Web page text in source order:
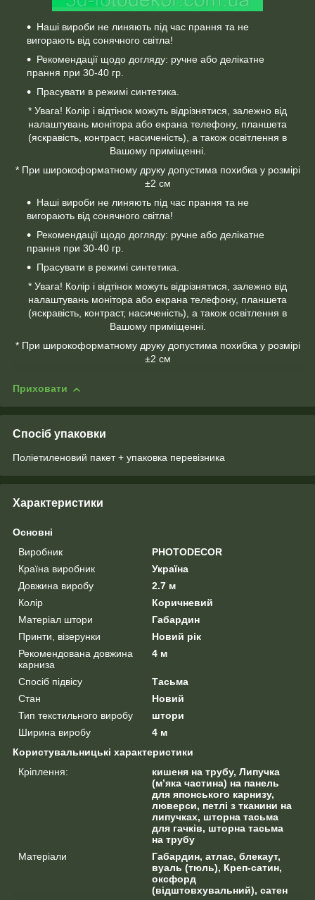
Наші вироби не линяють під час прання та не
вигорають від сонячного світла!
Рекомендації щодо догляду: ручне або делікатне
прання при 30-40 гр.
Прасувати в режимі синтетика.
* Увага! Колір і відтінок можуть відрізнятися, залежно від
налаштувань монітора або екрана телефону, планшета
(яскравість, контраст, насиченість), а також освітлення в
Вашому приміщенні.
* При широкоформатному друку допустима похибка у розмірі
±2 см
Наші вироби не линяють під час прання та не
вигорають від сонячного світла!
Рекомендації щодо догляду: ручне або делікатне
прання при 30-40 гр.
Прасувати в режимі синтетика.
* Увага! Колір і відтінок можуть відрізнятися, залежно від
налаштувань монітора або екрана телефону, планшета
(яскравість, контраст, насиченість), а також освітлення в
Вашому приміщенні.
* При широкоформатному друку допустима похибка у розмірі
±2 см
Приховати
Спосіб упаковки
Поліетиленовий пакет + упаковка перевізника
Характеристики
Основні
Виробник
PHOTODECOR
Країна виробник
Україна
Довжина виробу
2.7 м
Колір
Коричневий
Матеріал штори
Габардин
Принти, візерунки
Новий рік
Рекомендована довжина
карниза
4 м
Спосіб підвісу
Тасьма
Стан
Новий
Тип текстильного виробу
штори
Ширина виробу
4 м
Користувальницькі характеристики
Кріплення:
кишеня на трубу, Липучка
(м’яка частина) на панель
для японського карнизу,
люверси, петлі з тканини на
липучках, шторна тасьма
для гачків, шторна тасьма
на трубу
Матеріали
Габардин, атлас, блекаут,
вуаль (тюль), Креп-сатин,
оксфорд
(відштовхувальний), сатен